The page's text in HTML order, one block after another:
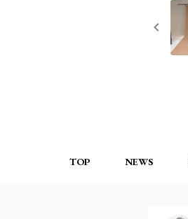
TOP NEWS